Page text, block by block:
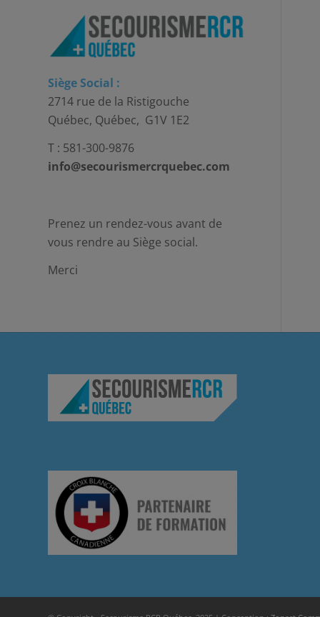
Siège Social :
2714 rue de la Ristigouche
Québec, Québec, G1V 1E2
T : 581-300-9876
info@secourismercrquebec.com
Prenez un rendez-vous avant de
vous rendre au Siège social.
Merci